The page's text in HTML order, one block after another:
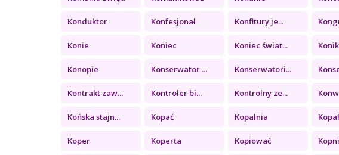
Konduktor Konfesjonał Konfitury je...
Konie Koniec Koniec świat...
Konopie Konserwator ... Konserwatori...
Kontrakt zaw... Kontroler bi... Kontrolny ze...
Końska stajn... Kopać Kopalnia
Koper Koperta Kopiować